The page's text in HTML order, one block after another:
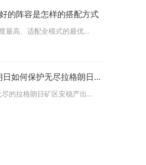
的阵容是怎样的搭配方式
最高、适配全模式的最优...
保护无尽拉格朗日矿区免受损害
的拉格朗日矿区安稳产出...